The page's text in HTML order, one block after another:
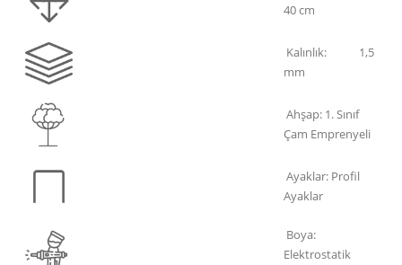
40 cm
Kalınlık: 1,5
mm
Ahşap: 1. Sınıf
Çam Emprenyeli
Ayaklar: Profil
Ayaklar
Boya:
Elektrostatik